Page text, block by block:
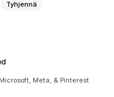
Tyhjennä
Meta, & Pinterest